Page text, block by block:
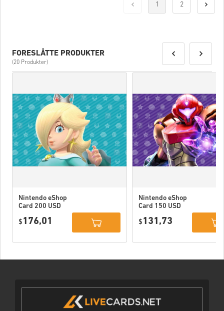
1 2
FORESLÅTTE PRODUKTER
(20 Produkter)
Nintendo eShop
Card 200 USD
$ 176,01
Nintendo eShop
Card 150 USD
$ 131,73